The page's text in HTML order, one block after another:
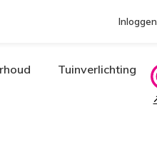
Inloggen
Tuinverlichting